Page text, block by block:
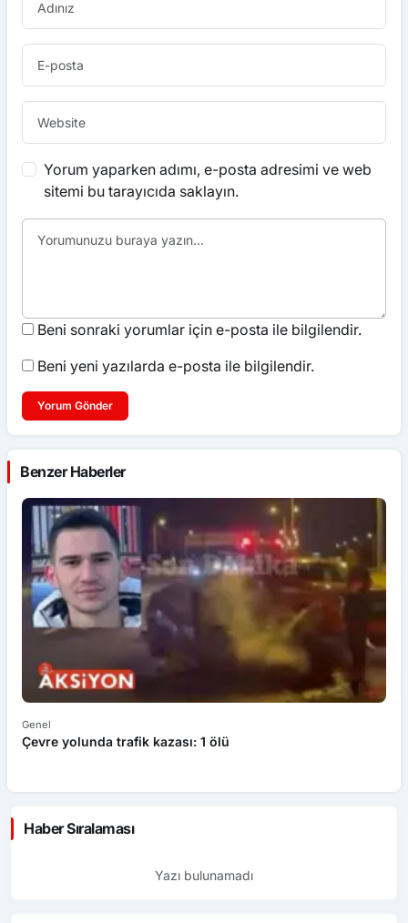
Yorum yaparken adımı, e-posta adresimi ve web
sitemi bu tarayıcıda saklayın.
Beni sonraki yorumlar için e-posta ile bilgilendir.
Beni yeni yazılarda e-posta ile bilgilendir.
Yorum Gönder
Benzer Haberler
Genel
Çevre yolunda trafik kazası: 1 ölü
Haber Sıralaması
Yazı bulunamadı